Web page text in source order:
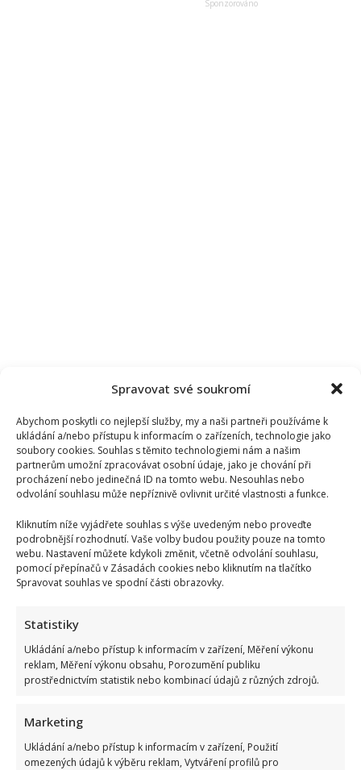
Spravovat své soukromí
Abychom poskytli co nejlepší služby, my a naši partneři používáme k
ukládání a/nebo přístupu k informacím o zařízeních, technologie jako
soubory cookies. Souhlas s těmito technologiemi nám a našim
partnerům umožní zpracovávat osobní údaje, jako je chování při
procházení nebo jedinečná ID na tomto webu. Nesouhlas nebo
odvolání souhlasu může nepříznivě ovlivnit určité vlastnosti a funkce.
Kliknutím níže vyjádřete souhlas s výše uvedeným nebo proveďte
podrobnější rozhodnutí. Vaše volby budou použity pouze na tomto
webu. Nastavení můžete kdykoli změnit, včetně odvolání souhlasu,
pomocí přepínačů v Zásadách cookies nebo kliknutím na tlačítko
Spravovat souhlas ve spodní části obrazovky.
Statistiky
Ukládání a/nebo přístup k informacím v zařízení, Měření výkonu
reklam, Měření výkonu obsahu, Porozumění publiku
prostřednictvím statistik nebo kombinací údajů z různých zdrojů.
Marketing
Ukládání a/nebo přístup k informacím v zařízení, Použití
omezených údajů k výběru reklam, Vytváření profilů pro
Leoš Mareš odhalil, kolik stojí synovo studium na Floridě:
Jde o více než milion ročně